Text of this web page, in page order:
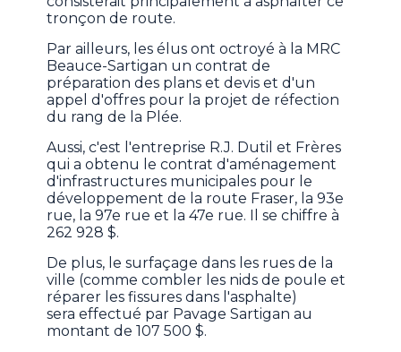
tronçon de route.
Par ailleurs, les élus ont octroyé à la MRC
Beauce-Sartigan un contrat de
préparation des plans et devis et d'un
appel d'offres pour la projet de réfection
du rang de la Plée.
Aussi, c'est l'entreprise R.J. Dutil et Frères
qui a obtenu le contrat d'aménagement
d'infrastructures municipales pour le
développement de la route Fraser, la 93e
rue, la 97e rue et la 47e rue. Il se chiffre à
262 928 $.
De plus, le surfaçage dans les rues de la
ville (comme combler les nids de poule et
réparer les fissures dans l'asphalte)
sera effectué par Pavage Sartigan au
montant de 107 500 $.